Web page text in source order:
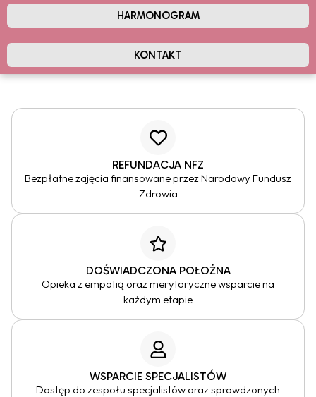
HARMONOGRAM
KONTAKT
REFUNDACJA NFZ
Bezpłatne zajęcia finansowane przez Narodowy Fundusz
Zdrowia
DOŚWIADCZONA POŁOŻNA
Opieka z empatią oraz merytoryczne wsparcie na
każdym etapie
WSPARCIE SPECJALISTÓW
Dostęp do zespołu specjalistów oraz sprawdzonych